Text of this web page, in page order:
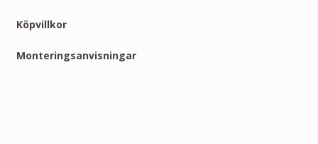
Köpvillkor
Monteringsanvisningar